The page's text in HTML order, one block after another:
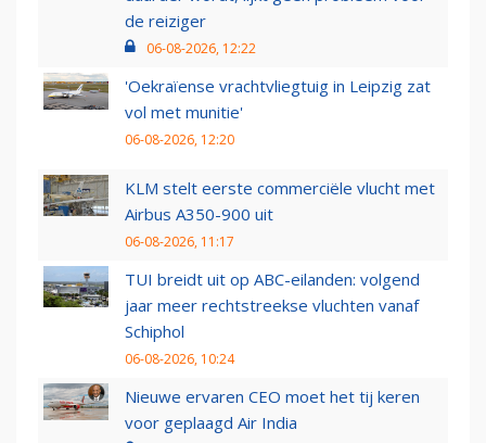
de reiziger
06-08-2026, 12:22
'Oekraïense vrachtvliegtuig in Leipzig zat
vol met munitie'
06-08-2026, 12:20
KLM stelt eerste commerciële vlucht met
Airbus A350-900 uit
06-08-2026, 11:17
TUI breidt uit op ABC-eilanden: volgend
jaar meer rechtstreekse vluchten vanaf
Schiphol
06-08-2026, 10:24
Nieuwe ervaren CEO moet het tij keren
voor geplaagd Air India